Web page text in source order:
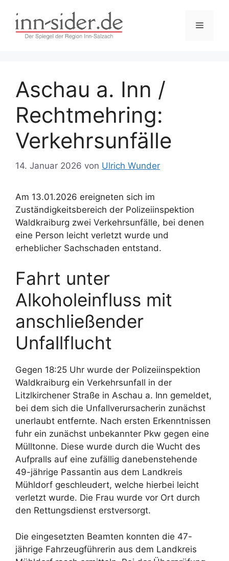
Inhalt
springen
Menü
Aschau a. Inn /
Rechtmehring:
Verkehrsunfälle
14. Januar 2026 von Ulrich Wunder
Am 13.01.2026 ereigneten sich im
Zuständigkeitsbereich der Polizeiinspektion
Waldkraiburg zwei Verkehrsunfälle, bei denen
eine Person leicht verletzt wurde und
erheblicher Sachschaden entstand.
Fahrt unter
Alkoholeinfluss mit
anschließender
Unfallflucht
Gegen 18:25 Uhr wurde der Polizeiinspektion
Waldkraiburg ein Verkehrsunfall in der
Litzlkirchener Straße in Aschau a. Inn gemeldet,
bei dem sich die Unfallverursacherin zunächst
unerlaubt entfernte. Nach ersten Erkenntnissen
fuhr ein zunächst unbekannter Pkw gegen eine
Mülltonne. Diese wurde durch die Wucht des
Aufpralls auf eine zufällig danebenstehende
49-jährige Passantin aus dem Landkreis
Mühldorf geschleudert, welche hierbei leicht
verletzt wurde. Die Frau wurde vor Ort durch
den Rettungsdienst erstversorgt.
Die eingesetzten Beamten konnten die 47-
jährige Fahrzeugführerin aus dem Landkreis